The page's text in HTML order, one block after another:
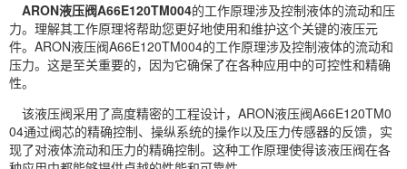
ARON液压阀A66E120TM004的工作原理涉及控制液体的流动和压
力。理解其工作原理将帮助您更好地使用和维护这个关键的液压元
件。ARON液压阀A66E120TM004的工作原理涉及控制液体的流动和
压力。这是至关重要的，因为它确保了在各种应用中的可控性和精确
性。
该液压阀采用了高度精密的工程设计，ARON液压阀A66E120TM0
04通过阀芯的精确控制、操纵系统的操作以及压力传感器的反馈，实
现了对液体流动和压力的精确控制。这种工作原理使得该液压阀在各